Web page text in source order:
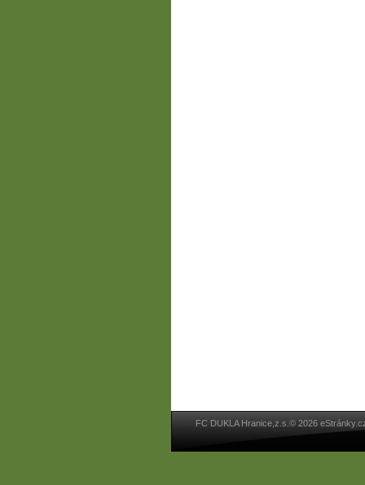
FC DUKLA Hranice,z.s.© 2026